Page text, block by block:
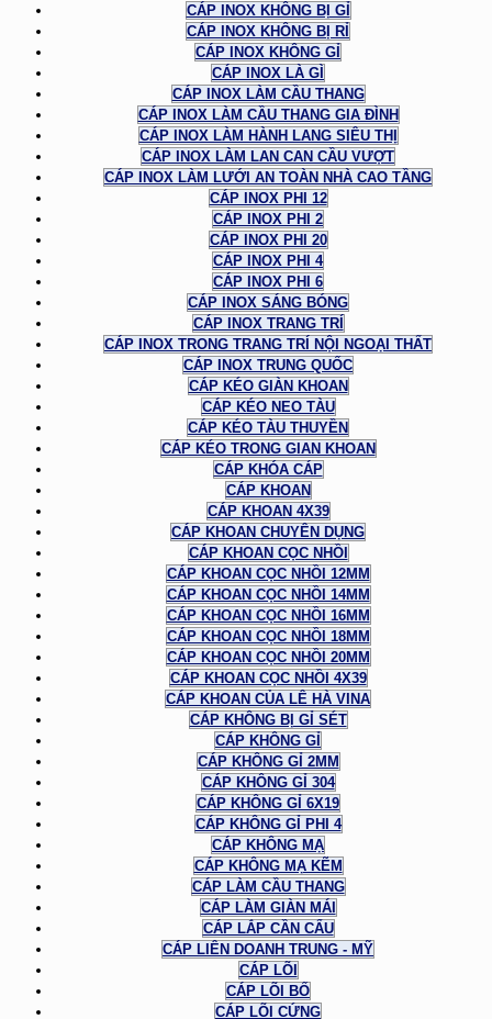
CÁP INOX KHÔNG BỊ GỈ
CÁP INOX KHÔNG BỊ RỈ
CÁP INOX KHÔNG GỈ
CÁP INOX LÀ GÌ
CÁP INOX LÀM CẦU THANG
CÁP INOX LÀM CẦU THANG GIA ĐÌNH
CÁP INOX LÀM HÀNH LANG SIÊU THỊ
CÁP INOX LÀM LAN CAN CẦU VƯỢT
CÁP INOX LÀM LƯỚI AN TOÀN NHÀ CAO TẦNG
CÁP INOX PHI 12
CÁP INOX PHI 2
CÁP INOX PHI 20
CÁP INOX PHI 4
CÁP INOX PHI 6
CÁP INOX SÁNG BÓNG
CÁP INOX TRANG TRÍ
CÁP INOX TRONG TRANG TRÍ NỘI NGOẠI THẤT
CÁP INOX TRUNG QUỐC
CÁP KÉO GIÀN KHOAN
CÁP KÉO NEO TÀU
CÁP KÉO TÀU THUYỀN
CÁP KÉO TRONG GIAN KHOAN
CÁP KHÓA CÁP
CÁP KHOAN
CÁP KHOAN 4X39
CÁP KHOAN CHUYÊN DỤNG
CÁP KHOAN CỌC NHỒI
CÁP KHOAN CỌC NHỒI 12MM
CÁP KHOAN CỌC NHỒI 14MM
CÁP KHOAN CỌC NHỒI 16MM
CÁP KHOAN CỌC NHỒI 18MM
CÁP KHOAN CỌC NHỒI 20MM
CÁP KHOAN CỌC NHỒI 4X39
CÁP KHOAN CỦA LÊ HÀ VINA
CÁP KHÔNG BỊ GỈ SÉT
CÁP KHÔNG GỈ
CÁP KHÔNG GỈ 2MM
CÁP KHÔNG GỈ 304
CÁP KHÔNG GỈ 6X19
CÁP KHÔNG GỈ PHI 4
CÁP KHÔNG MẠ
CÁP KHÔNG MẠ KẼM
CÁP LÀM CẦU THANG
CÁP LÀM GIÀN MÁI
CÁP LẮP CẦN CẨU
CÁP LIÊN DOANH TRUNG - MỸ
CÁP LÕI
CÁP LÕI BỐ
CÁP LÕI CỨNG